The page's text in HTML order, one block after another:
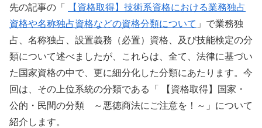
先の記事の「
【資格取得】技術系資格における業務独占
資格や名称独占資格などの資格分類について 」で業務独
占、名称独占、設置義務（必置）資格、及び技能検定の分
類について述べましたが、これらは、全て、法律に基づい
た国家資格の中で、更に細分化した分類にあたります。今
回は、その上位系統の分類である「 【資格取得】国家・
公的・民間の分類 ～悪徳商法にご注意を！～」について
紹介します。